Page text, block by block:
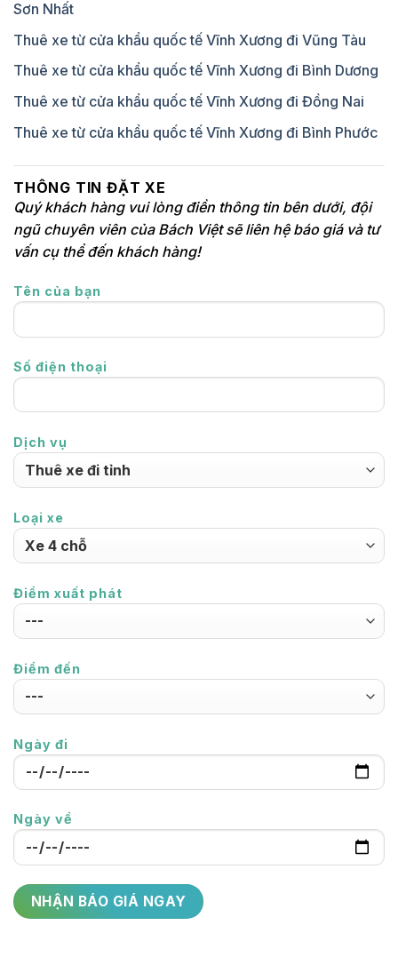
Sơn Nhất
Thuê xe từ cửa khẩu quốc tế Vĩnh Xương đi Vũng Tàu
Thuê xe từ cửa khẩu quốc tế Vĩnh Xương đi Bình Dương
Thuê xe từ cửa khẩu quốc tế Vĩnh Xương đi Đồng Nai
Thuê xe từ cửa khẩu quốc tế Vĩnh Xương đi Bình Phước
THÔNG TIN ĐẶT XE
Quý khách hàng vui lòng điền thông tin bên dưới, đội
ngũ chuyên viên của Bách Việt sẽ liên hệ báo giá và tư
vấn cụ thể đến khách hàng!
Tên của bạn
Số điện thoại
Dịch vụ
Loại xe
Điểm xuất phát
Điểm đến
Ngày đi
Ngày về